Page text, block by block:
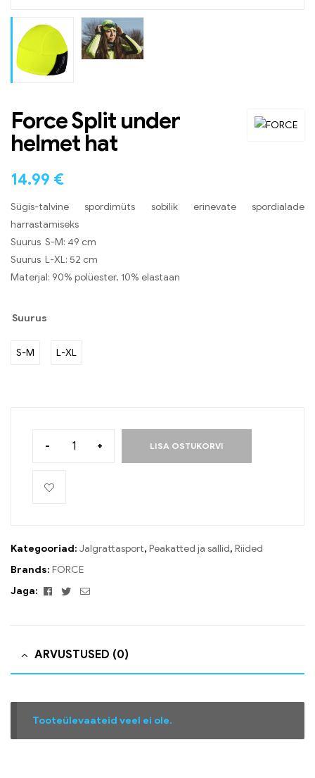
Force Split under
helmet hat
14.99 €
Sügis-talvine spordimüts sobilik erinevate spordialade
harrastamiseks
Suurus S-M: 49 cm
Suurus L-XL: 52 cm
Materjal: 90% polüester, 10% elastaan
Suurus
S-M L-XL
- + LISA OSTUKORVI
Kategooriad: Jalgrattasport, Peakatted ja sallid, Riided
Brands: FORCE
Jaga:
Facebook
TwitterEmail
ARVUSTUSED (0)
Tooteülevaateid veel ei ole.